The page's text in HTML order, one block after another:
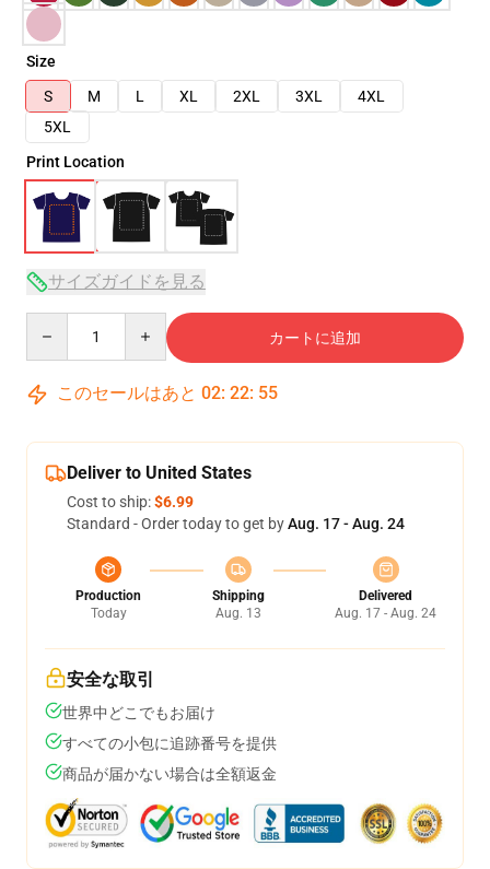
Size
S
M L XL 2XL 3XL
4XL
5XL
Print Location
サイズガイドを見る
カートに追加
このセールはあと 02: 22: 54
Deliver to United States
Cost to ship:$6.99
Standard - Order today to get byAug. 17 - Aug. 24
Production
Today
Shipping
Aug. 13
Delivered
Aug. 17 - Aug. 24
安全な取引
世界中どこでもお届け
すべての小包に追跡番号を提供
商品が届かない場合は全額返金